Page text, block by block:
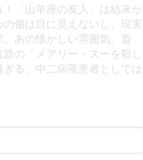
「山羊座の友人」は結末が
傷は目に見えないし、現実
あの懐かしい雰囲気。畜
の「メアリー・スーを殺し
る。中二病罹患者としては